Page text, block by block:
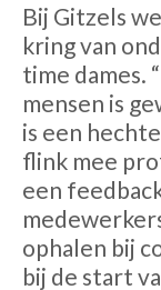
Bij Gitzels
kring van
time dames.
mensen is
is een
flink mee
een
ophalen bij
bij de start